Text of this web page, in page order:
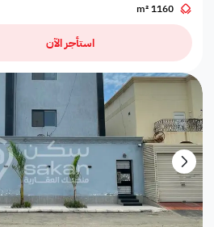
1160 m²
استأجر الآن